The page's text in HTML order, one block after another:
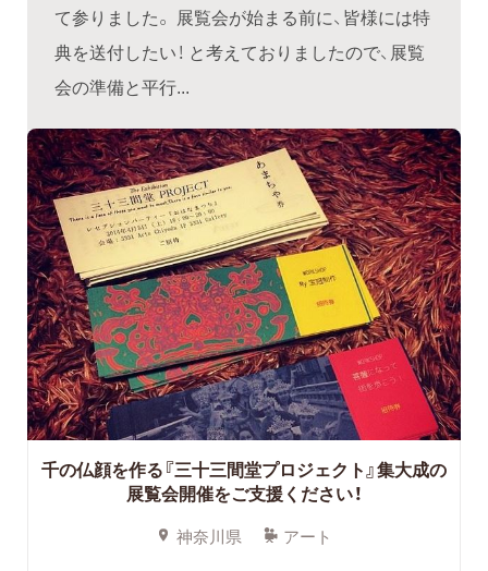
て参りました。 展覧会が始まる前に、皆様には特
典を送付したい！ と考えておりましたので、展覧
会の準備と平行...
千の仏顔を作る『三十三間堂プロジェクト』集大成の
展覧会開催をご支援ください！
神奈川県 アート